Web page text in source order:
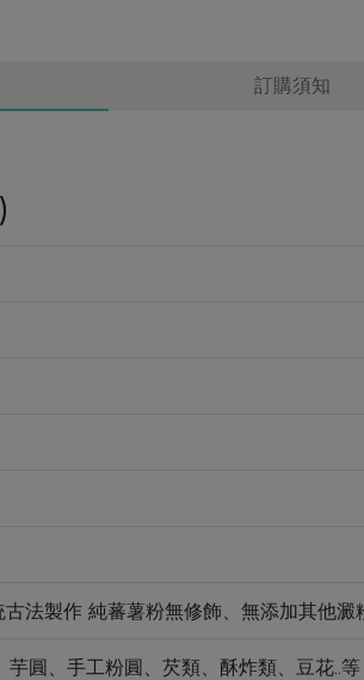
訂購須知
法製作 純蕃薯粉無修飾、無添加其他
芋圓、手工粉圓、芡類、酥炸類、豆花